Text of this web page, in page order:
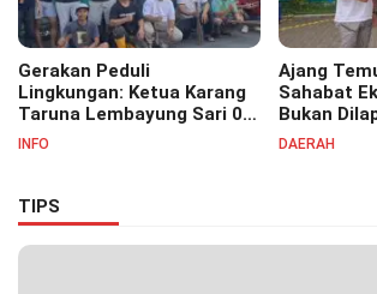
Gerakan Peduli
Lingkungan: Ketua Karang
Taruna Lembayung Sari 09
Irvan Permana Ajak
INFO
Ajang
Sahabat
Bukan
DAERAH
TIPS